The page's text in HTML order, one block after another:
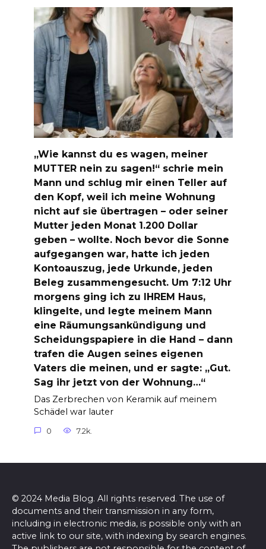
„Wie kannst du es wagen, meiner
MUTTER nein zu sagen!“ schrie mein
Mann und schlug mir einen Teller auf
den Kopf, weil ich meine Wohnung
nicht auf sie übertragen – oder seiner
Mutter jeden Monat 1.200 Dollar
geben – wollte. Noch bevor die Sonne
aufgegangen war, hatte ich jeden
Kontoauszug, jede Urkunde, jeden
Beleg zusammengesucht. Um 7:12 Uhr
morgens ging ich zu IHREM Haus,
klingelte, und legte meinem Mann
eine Räumungsankündigung und
Scheidungspapiere in die Hand – dann
trafen die Augen seines eigenen
Vaters die meinen, und er sagte: „Gut.
Sag ihr jetzt von der Wohnung…“
Das Zerbrechen von Keramik auf meinem
Schädel war lauter
0 7.2k.
© 2024 Media Blog. All rights reserved. The use of
documents and their transmission in any form,
including in electronic media, is possible only with an
active link to our site, with indexing by search engines.